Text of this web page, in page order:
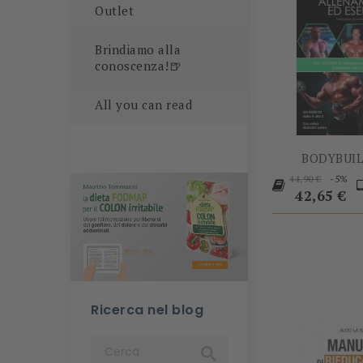
Outlet
Brindiamo alla
conoscenza!🍺
All you can read
Ricerca nel blog
Prezzo
base
44,90 € -5%
42,65 €